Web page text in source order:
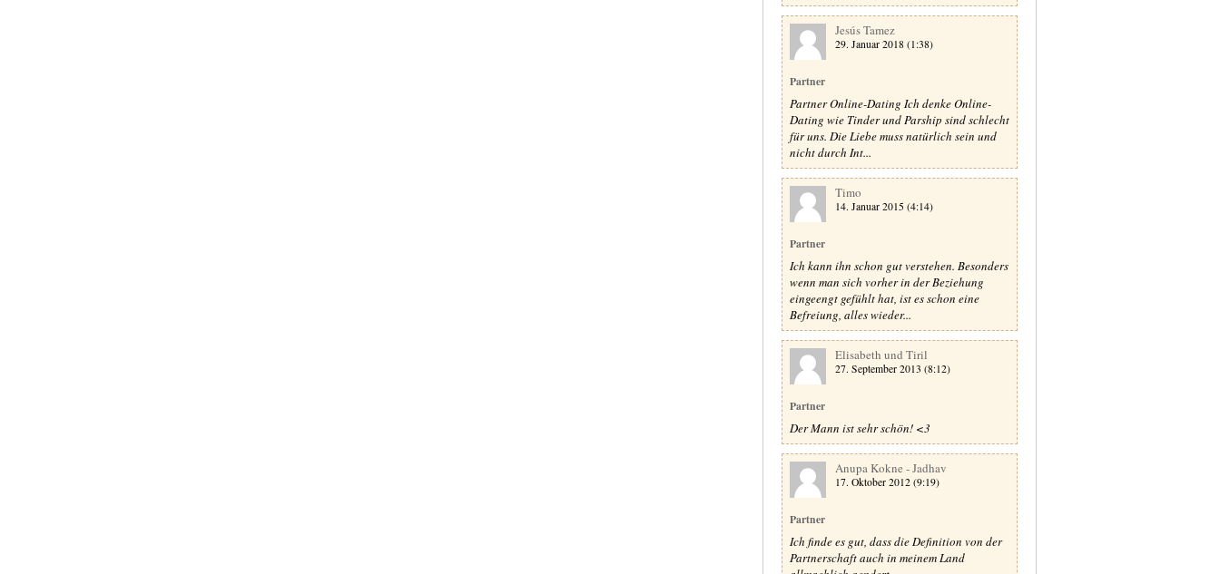
Jesús Tamez
29. Januar 2018 (1:38)
Partner
Partner Online-Dating Ich denke Online-
Dating wie Tinder und Parship sind schlecht
für uns. Die Liebe muss natürlich sein und
nicht durch Int...
Timo
14. Januar 2015 (4:14)
Partner
Ich kann ihn schon gut verstehen. Besonders
wenn man sich vorher in der Beziehung
eingeengt gefühlt hat, ist es schon eine
Befreiung, alles wieder...
Elisabeth und Tiril
27. September 2013 (8:12)
Partner
Der Mann ist sehr schön! <3
Anupa Kokne - Jadhav
17. Oktober 2012 (9:19)
Partner
Ich finde es gut, dass die Definition von der
Partnerschaft auch in meinem Land